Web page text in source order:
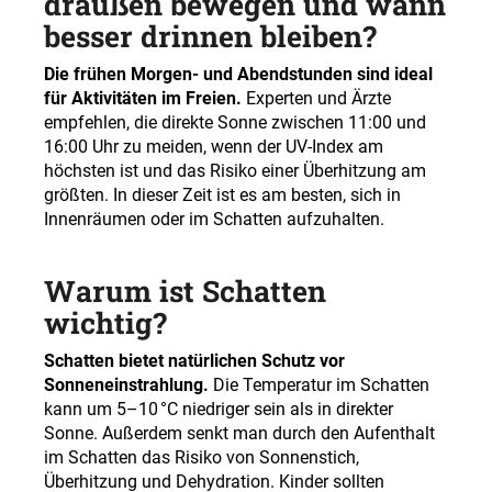
besser drinnen bleiben?
Die frühen Morgen- und Abendstunden sind ideal
für Aktivitäten im Freien. Experten und Ärzte
empfehlen, die direkte Sonne zwischen 11:00 und
16:00 Uhr zu meiden, wenn der UV-Index am
höchsten ist und das Risiko einer Überhitzung am
größten. In dieser Zeit ist es am besten, sich in
Innenräumen oder im Schatten aufzuhalten.
Warum ist Schatten
wichtig?
Schatten bietet natürlichen Schutz vor
Sonneneinstrahlung. Die Temperatur im Schatten
kann um 5–10 °C niedriger sein als in direkter
Sonne. Außerdem senkt man durch den Aufenthalt
im Schatten das Risiko von Sonnenstich,
Überhitzung und Dehydration. Kinder sollten